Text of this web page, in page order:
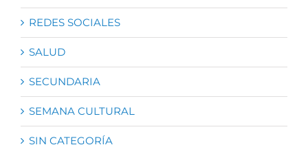
REDES SOCIALES
SALUD
SECUNDARIA
SEMANA CULTURAL
SIN CATEGORÍA